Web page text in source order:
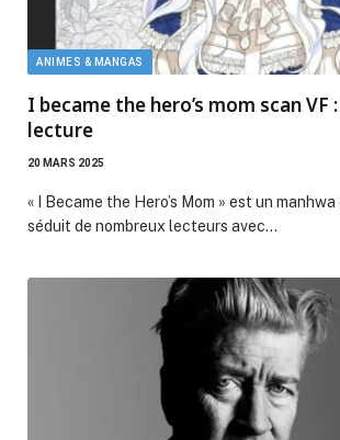
ANIMES & MANGAS
I became the hero’s mom scan VF
lecture
20 MARS 2025
« I Became the Hero’s Mom » est un
séduit de nombreux lecteurs avec…